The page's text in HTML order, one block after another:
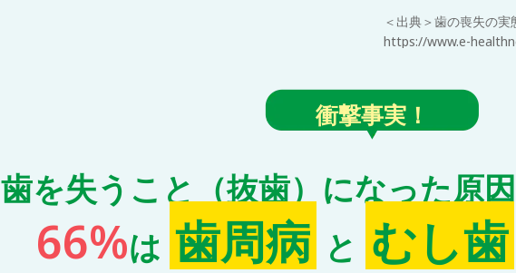
＜出典＞⻭の喪失の
https://www.e-
衝撃事実！
歯を失うこと（抜歯）になった原
66%は ⻭周病 と むし⻭